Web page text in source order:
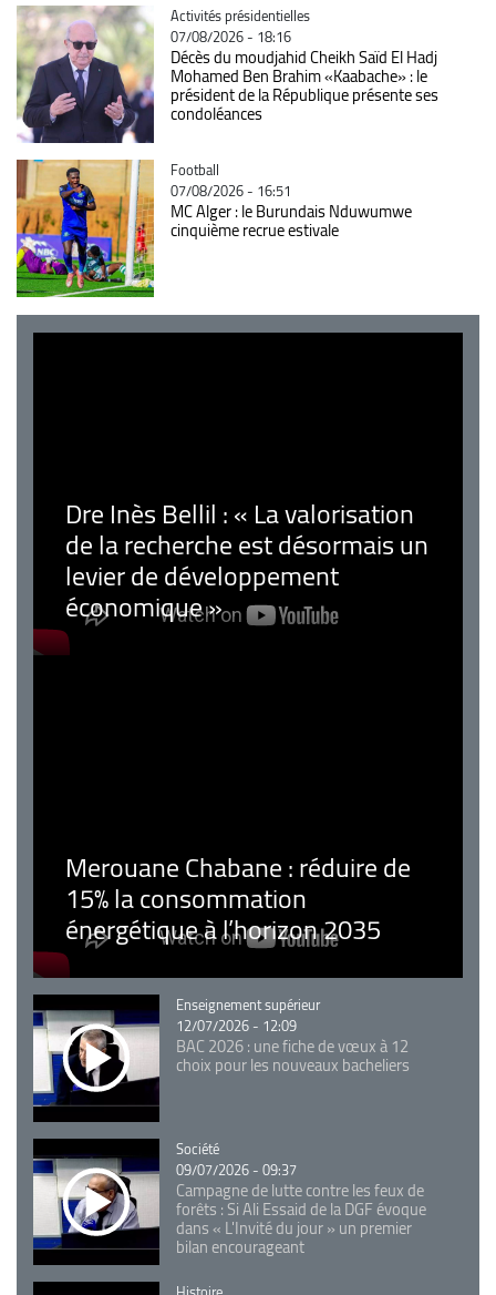
Catégorie
Activités présidentielles
07/08/2026 - 18:16
Décès du moudjahid Cheikh Saïd El Hadj
Mohamed Ben Brahim «Kaabache» : le
président de la République présente ses
condoléances
Catégorie
Football
07/08/2026 - 16:51
MC Alger : le Burundais Nduwumwe
cinquième recrue estivale
Dre Inès Bellil : « La valorisation
de la recherche est désormais un
levier de développement
économique »
Merouane Chabane : réduire de
15% la consommation
énergétique à l’horizon 2035
Catégorie
Enseignement supérieur
12/07/2026 - 12:09
BAC 2026 : une fiche de vœux à 12
choix pour les nouveaux bacheliers
Catégorie
Société
09/07/2026 - 09:37
Campagne de lutte contre les feux de
forêts : Si Ali Essaid de la DGF évoque
dans « L'Invité du jour » un premier
bilan encourageant